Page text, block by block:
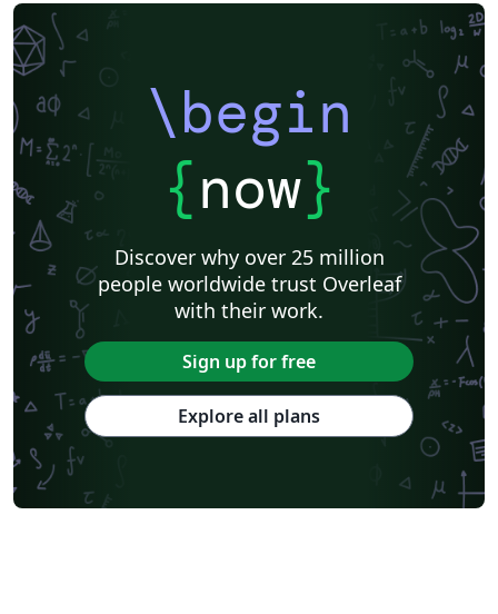
\begin
{now}
Discover why over 25 million
people worldwide trust Overleaf
with their work.
Sign up for free
Explore all plans